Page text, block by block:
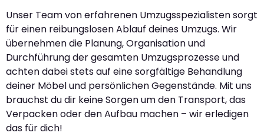
Unser Team von erfahrenen Umzugsspezialisten sorgt
für einen reibungslosen Ablauf deines Umzugs. Wir
übernehmen die Planung, Organisation und
Durchführung der gesamten Umzugsprozesse und
achten dabei stets auf eine sorgfältige Behandlung
deiner Möbel und persönlichen Gegenstände. Mit uns
brauchst du dir keine Sorgen um den Transport, das
Verpacken oder den Aufbau machen – wir erledigen
das für dich!